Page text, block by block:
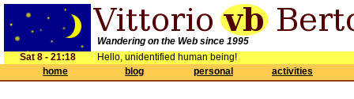
Wandering on the Web since 1995
Sat 8 - 21:18
Hello, unidentified human being!
home
blog personal activities